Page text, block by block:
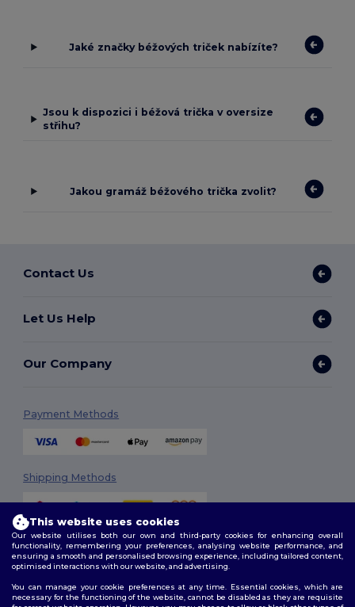
Jaké značky béžových triček nabízíte?
Jsou k dispozici i béžová trička v oversize
střihu?
Jakou gramáž béžového trička zvolit?
Contact Us
Let Us Help
Our Company
Payment Methods
Shipping Methods
Follow Us
This website uses cookies
Our website utilises both our own and third-party cookies for enhancing overall
functionality, remembering your preferences, analysing website performance, and
ensuring a smooth and personalised browsing experience, including tailored content,
optimised interactions with our website, and advertising.
You can manage your cookie preferences at any time. Essential cookies, which are
necessary for the functioning of the website, cannot be disabled as they are requisite